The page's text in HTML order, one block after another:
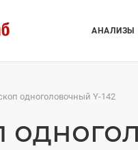
АНАЛИЗЫ
одноголовочный Y-142